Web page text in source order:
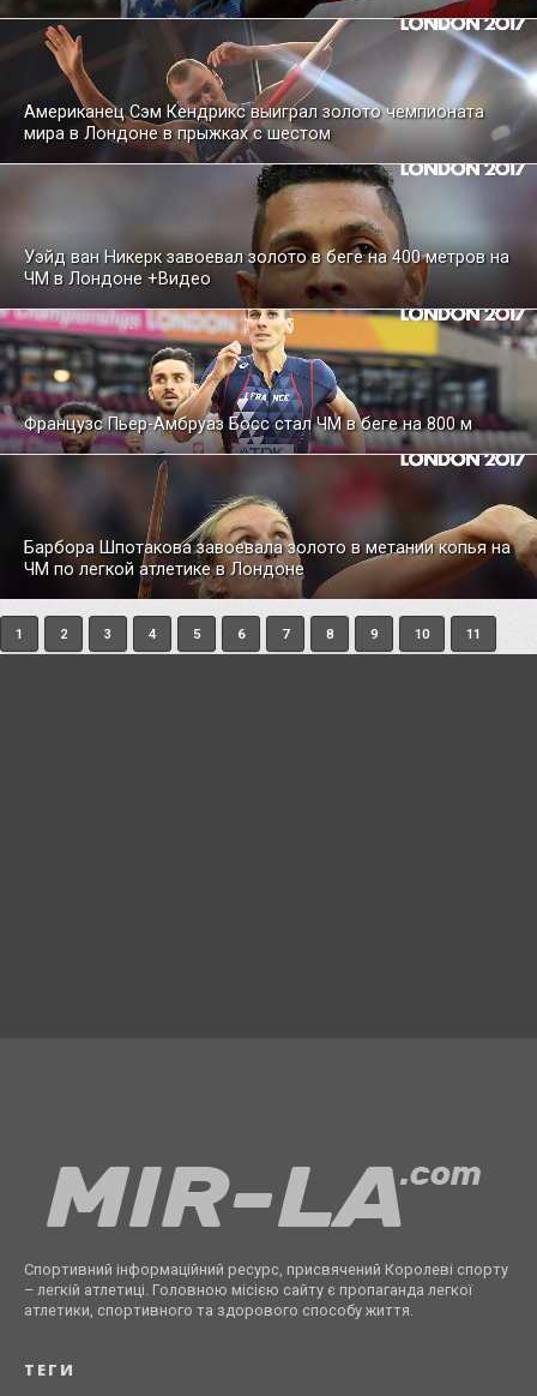
Американец Сэм Кендрикс выиграл золото чемпионата
мира в Лондоне в прыжках с шестом
Уэйд ван Никерк завоевал золото в беге на 400 метров на
ЧМ в Лондоне +Видео
Французс Пьер-Амбруаз Босс стал ЧМ в беге на 800 м
Барбора Шпотакова завоевала золото в метании копья на
ЧМ по легкой атлетике в Лондоне
1 2 3 4 5 6 7 8 9 10 11
Спортивний інформаційний ресурс, присвячений Королеві спорту
– легкій атлетиці. Головною місією сайту є пропаганда легкої
атлетики, спортивного та здорового способу життя.
ТЕГИ